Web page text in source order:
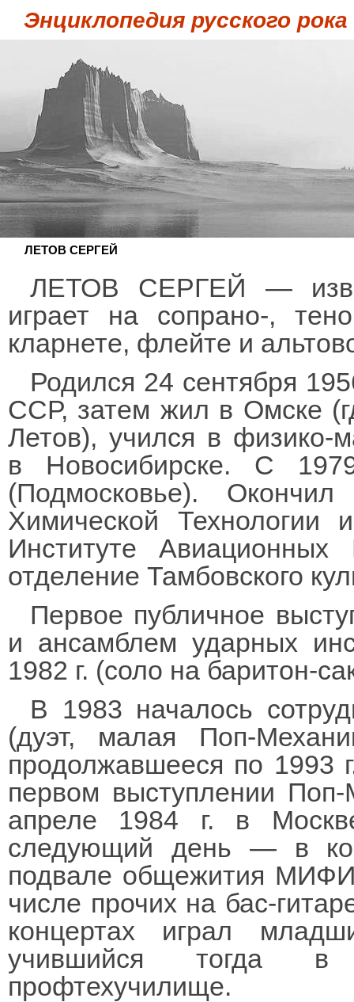
Энциклопедия русского рока
ЛЕТОВ СЕРГЕЙ
ЛЕТОВ СЕРГЕЙ —
играет на сопрано-,
кларнете, флейте и
Родился 24 сентября
ССР, затем жил в Омске
Летов), учился в физико-
в Новосибирске. С
(Подмосковье).
Химической Технологии
Институте Авиационных
отделение Тамбовского
Первое публичное
и ансамблем ударных
1982 г. (соло на баритон-
В 1983 началось
(дуэт, малая Поп-
продолжавшееся по 1993
первом выступлении Поп-
апреле 1984 г. в
следующий день — в
подвале общежития МИФИ
числе прочих на бас-
концертах играл
учившийся тогда в
профтехучилище.